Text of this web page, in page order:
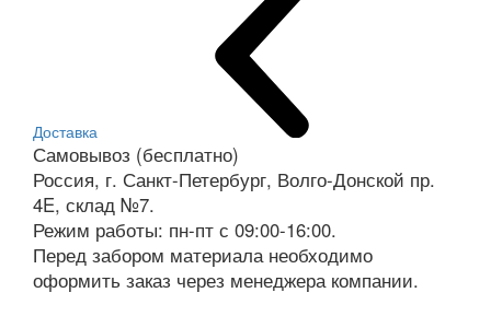
Доставка
Самовывоз (бесплатно)
Россия, г. Санкт-Петербург, Волго-Донской пр.
4E, склад №7.
Режим работы: пн-пт с 09:00-16:00.
Перед забором материала необходимо
оформить заказ через менеджера компании.